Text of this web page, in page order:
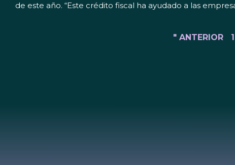
de este año. “Este crédito fiscal ha ayudado a las
" ANTERIOR 1